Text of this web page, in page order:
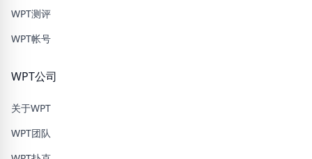
WPT测评
WPT帐号
WPT公司
关于WPT
WPT团队